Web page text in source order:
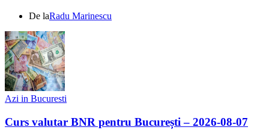
De laRadu Marinescu
Azi in Bucuresti
Curs valutar BNR pentru București – 2026-08-07